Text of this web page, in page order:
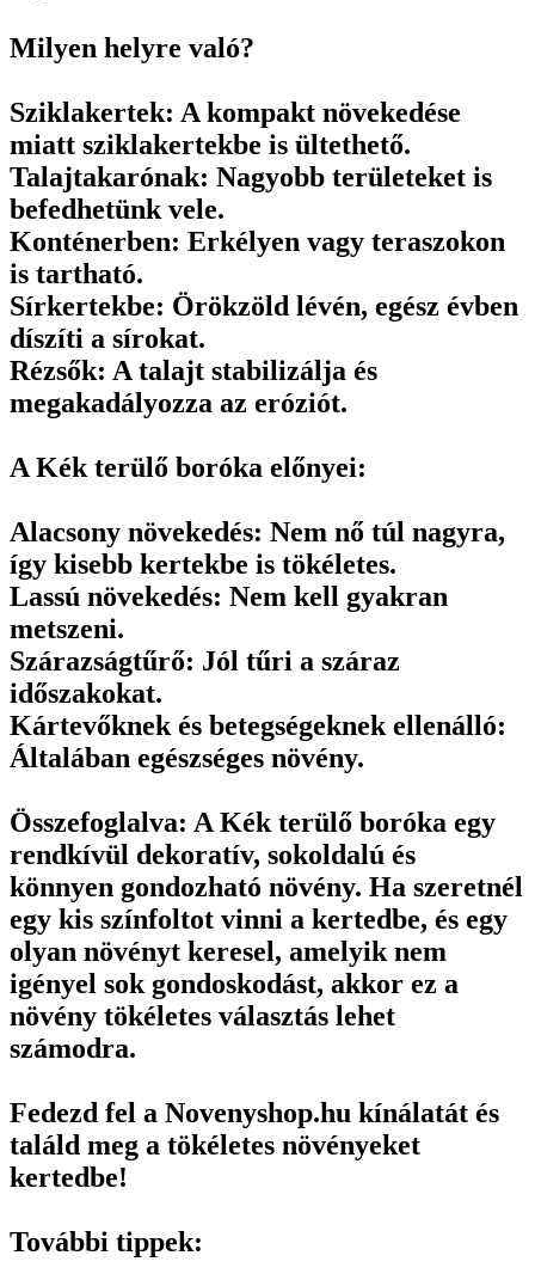
Milyen helyre való?
Sziklakertek: A kompakt növekedése
miatt sziklakertekbe is ültethető.
Talajtakarónak: Nagyobb területeket is
befedhetünk vele.
Konténerben: Erkélyen vagy teraszokon
is tartható.
Sírkertekbe: Örökzöld lévén, egész évben
díszíti a sírokat.
Rézsők: A talajt stabilizálja és
megakadályozza az eróziót.
A Kék terülő boróka előnyei:
Alacsony növekedés: Nem nő túl nagyra,
így kisebb kertekbe is tökéletes.
Lassú növekedés: Nem kell gyakran
metszeni.
Szárazságtűrő: Jól tűri a száraz
időszakokat.
Kártevőknek és betegségeknek ellenálló:
Általában egészséges növény.
Összefoglalva: A Kék terülő boróka egy
rendkívül dekoratív, sokoldalú és
könnyen gondozható növény. Ha szeretnél
egy kis színfoltot vinni a kertedbe, és egy
olyan növényt keresel, amelyik nem
igényel sok gondoskodást, akkor ez a
növény tökéletes választás lehet
számodra.
Fedezd fel a Novenyshop.hu kínálatát és
találd meg a tökéletes növényeket
kertedbe!
További tippek: